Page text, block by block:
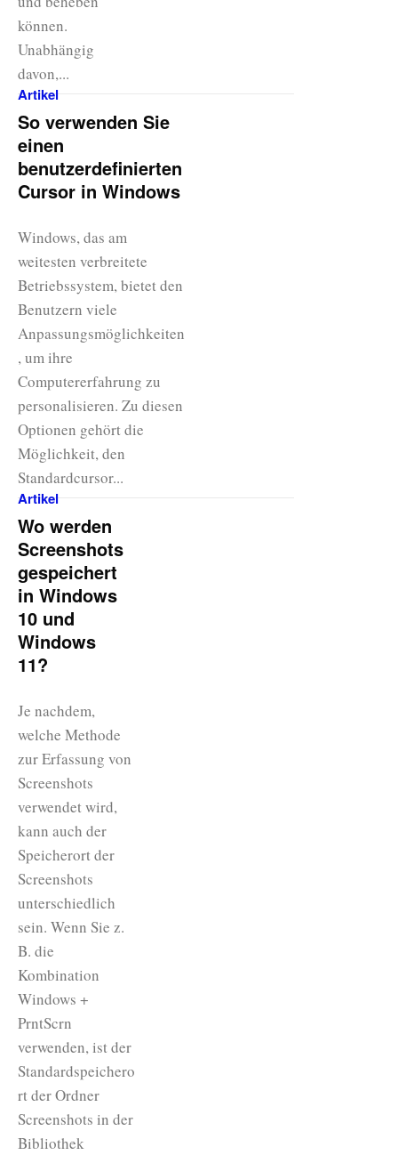
können.
Unabhängig
davon,...
Artikel
So verwenden Sie
einen
benutzerdefinierten
Cursor in Windows
Windows, das am
weitesten verbreitete
Betriebssystem, bietet den
Benutzern viele
Anpassungsmöglichkeiten
, um ihre
Computererfahrung zu
personalisieren. Zu diesen
Optionen gehört die
Möglichkeit, den
Standardcursor...
Artikel
Wo werden
Screenshots
gespeichert
in Windows
10 und
Windows
11?
Je nachdem,
welche Methode
zur Erfassung von
Screenshots
verwendet wird,
kann auch der
Speicherort der
Screenshots
unterschiedlich
sein. Wenn Sie z.
B. die
Kombination
Windows +
PrntScrn
verwenden, ist der
Standardspeichero
rt der Ordner
Screenshots in der
Bibliothek